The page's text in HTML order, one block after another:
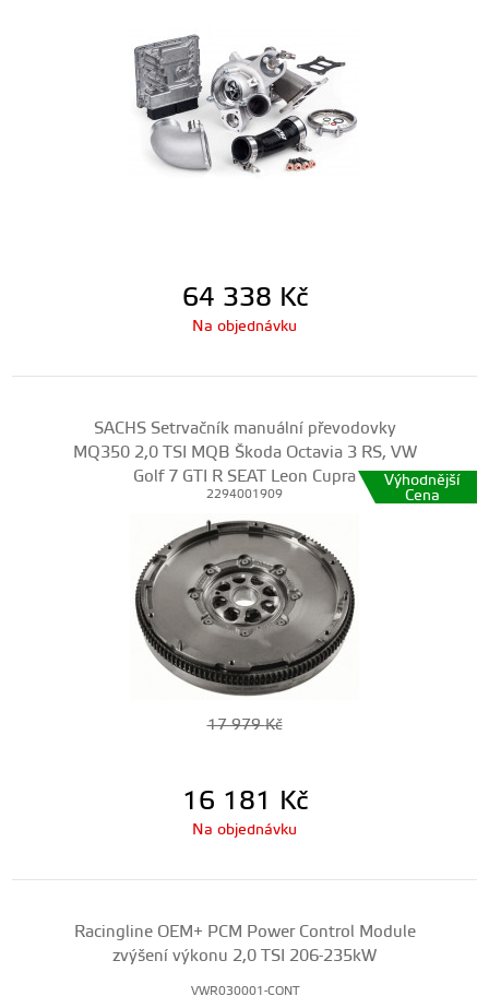
64 338 Kč
Na objednávku
SACHS Setrvačník manuální převodovky
MQ350 2,0 TSI MQB Škoda Octavia 3 RS, VW
Golf 7 GTI R SEAT Leon Cupra
2294001909
Výhodnější
Cena
17 979Kč
16 181 Kč
Na objednávku
Racingline OEM+ PCM Power Control Module
zvýšení výkonu 2,0 TSI 206-235kW
VWR030001-CONT